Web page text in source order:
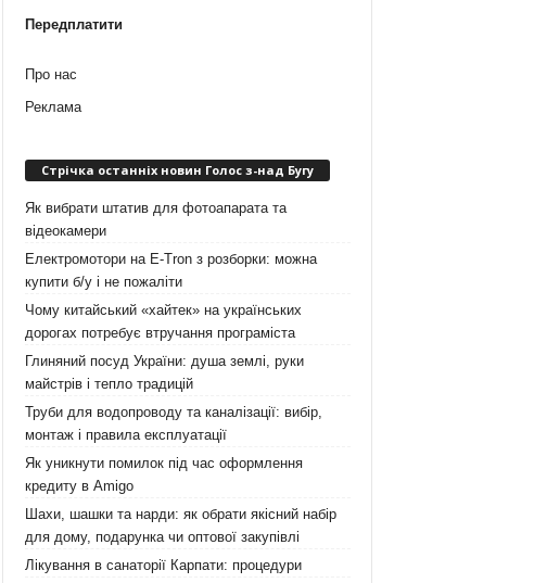
Передплатити
Про нас
Реклама
Стрічка останніх новин Голос з-над Бугу
Як вибрати штатив для фотоапарата та
відеокамери
Електромотори на E-Tron з розборки: можна
купити б/у і не пожаліти
Чому китайський «хайтек» на українських
дорогах потребує втручання програміста
Глиняний посуд України: душа землі, руки
майстрів і тепло традицій
Труби для водопроводу та каналізації: вибір,
монтаж і правила експлуатації
Як уникнути помилок під час оформлення
кредиту в Amigo
Шахи, шашки та нарди: як обрати якісний набір
для дому, подарунка чи оптової закупівлі
Лікування в санаторії Карпати: процедури